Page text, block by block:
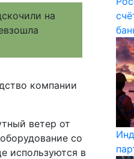
компании
ветер от
со
используются в